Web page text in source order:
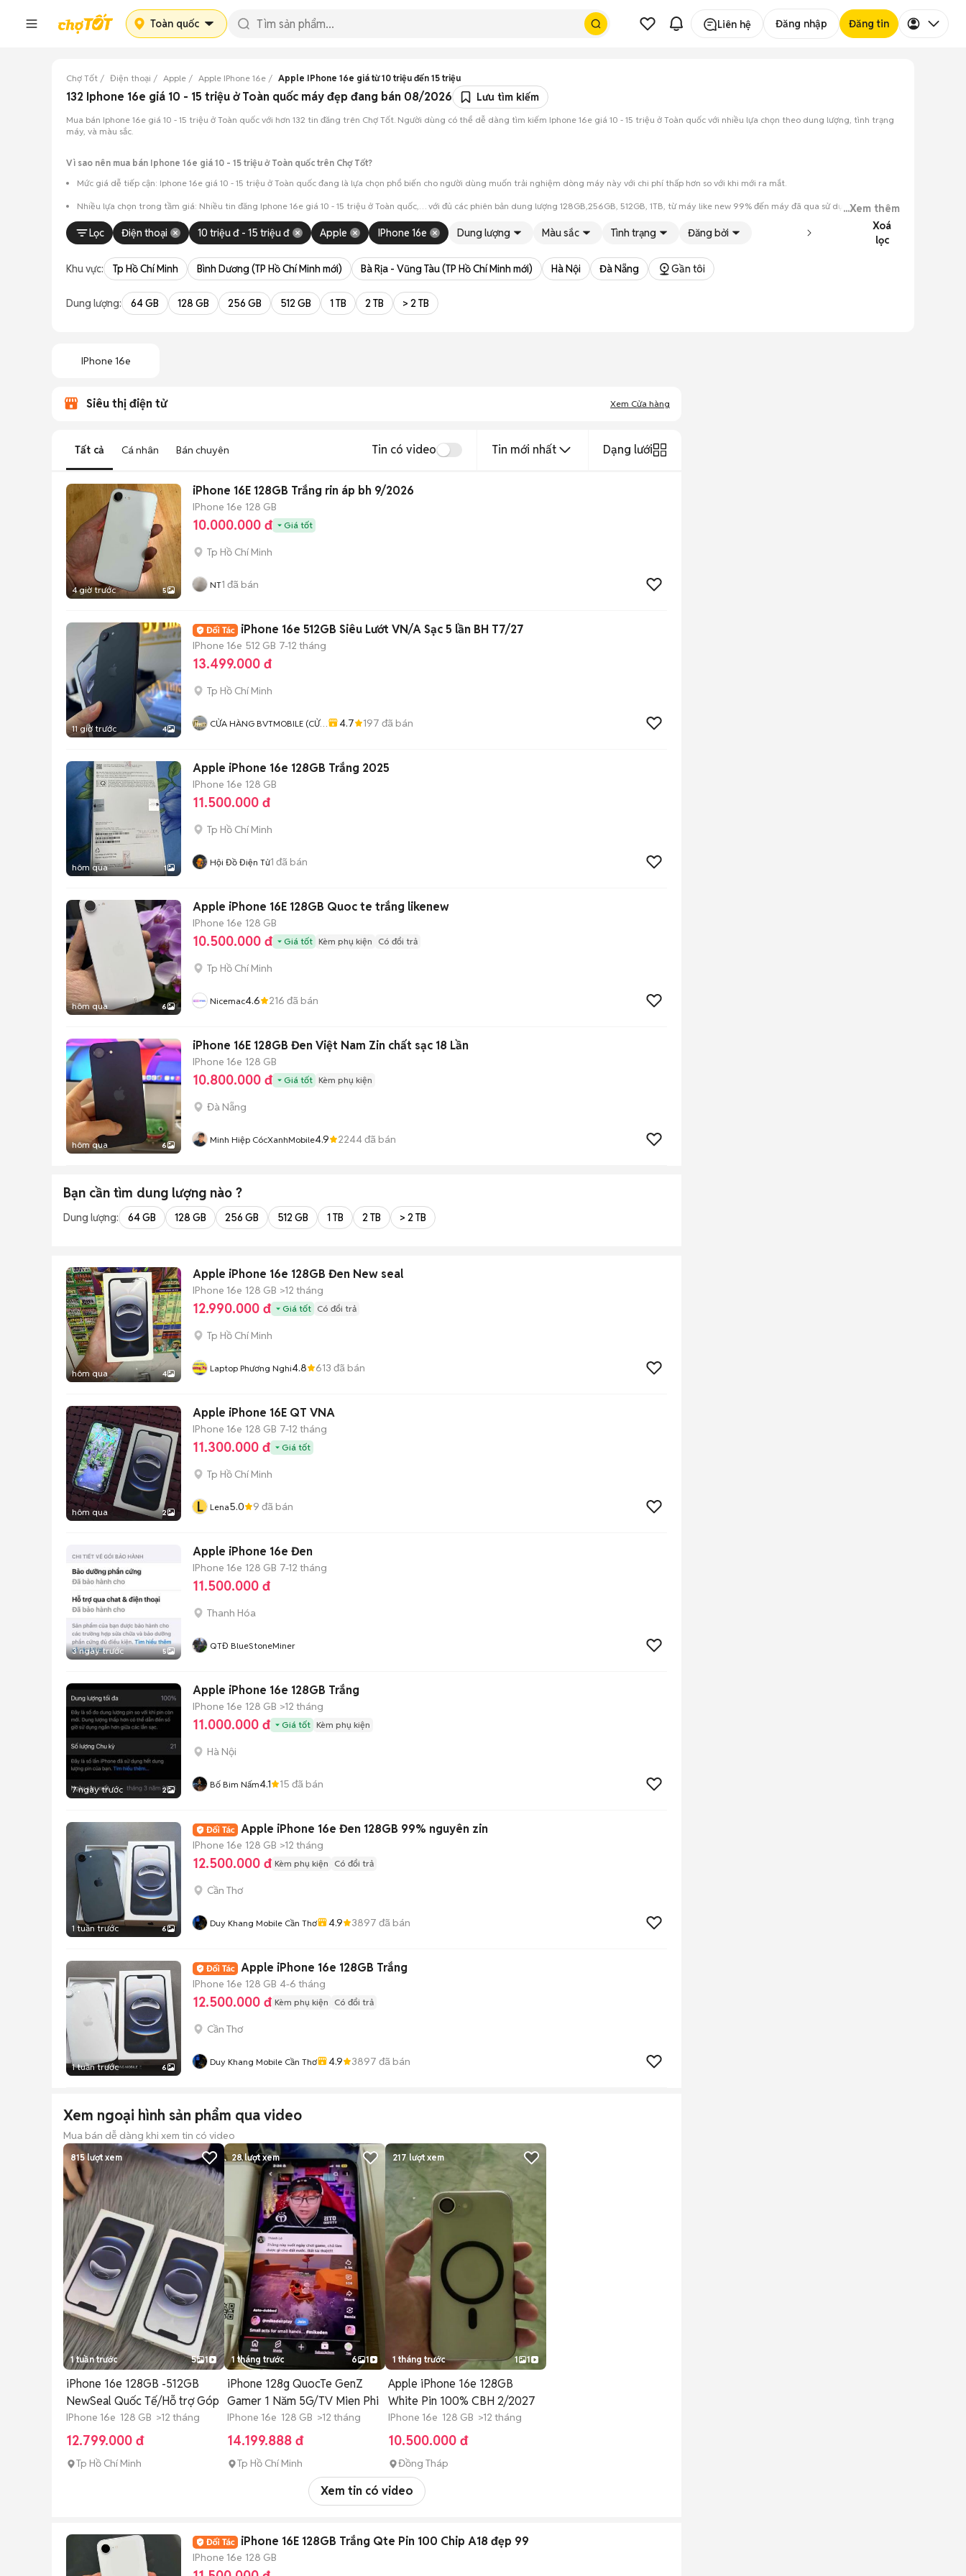
Toàn quốc Liên hệ Đăng nhập Đăng tin
Chợ Tốt Điện thoại Apple Apple IPhone 16e Apple IPhone 16e giá từ 10 triệu đến 15 triệu
132 Iphone 16e giá 10 - 15 triệu ở Toàn quốc máy đẹp đang bán 08/2026 Lưu tìm kiếm
Mua bán Iphone 16e giá 10 - 15 triệu ở Toàn quốc với hơn 132 tin đăng trên Chợ Tốt. Người dùng có thể dễ dàng tìm kiếm Iphone 16e giá 10 - 15 triệu ở Toàn quốc với nhiều lựa chọn theo dung lượng, tình trạng
máy, và màu sắc.
Vì sao nên mua bán Iphone 16e giá 10 - 15 triệu ở Toàn quốc trên Chợ Tốt?
Mức giá dễ tiếp cận: Iphone 16e giá 10 - 15 triệu ở Toàn quốc đang là lựa chọn phổ biến cho người dùng muốn trải nghiệm dòng máy này với chi phí thấp hơn so với khi mới ra mắt.
Nhiều lựa chọn trong tầm giá: Nhiều tin đăng Iphone 16e giá 10 - 15 triệu ở Toàn quốc,… với đủ các phiên bản dung lượng 128GB,256GB, 512GB, 1TB, từ máy like new 99% đến máy đã qua sử dụng.
Chủ động kiểm tra máy: Dễ dàng hẹn gặp để kiểm tra ngoại hình và tình trạng máy trước khi mua.
...Xem thêm
Lọc
Điện thoại 10 triệu đ - 15 triệu đ Apple IPhone 16e Dung lượng Màu sắc Tình trạng Đăng bởi
Xoá
lọc
Khu vực: Tp Hồ Chí Minh Bình Dương (TP Hồ Chí Minh mới) Bà Rịa - Vũng Tàu (TP Hồ Chí Minh mới) Hà Nội Đà Nẵng Gần tôi
Dung lượng: 64 GB 128 GB 256 GB 512 GB 1 TB 2 TB > 2 TB
IPhone 16e
Siêu thị điện tử Xem Cửa hàng
Tất cả Cá nhân Bán chuyên Tin có video Tin mới nhất Dạng lưới
4 giờ trước 5
iPhone 16E 128GB Trắng rin áp bh 9/2026
IPhone 16e 128 GB
10.000.000 đ Giá tốt
Tp Hồ Chí Minh
NT1 đã bán
11 giờ trước 4
iPhone 16e 512GB Siêu Lướt VN/A Sạc 5 lần BH T7/27
IPhone 16e 512 GB 7-12 tháng
13.499.000 đ
Tp Hồ Chí Minh
CỬA HÀNG BVTMOBILE (CỬA
4.7 197 đã bán
hôm qua 1
Apple iPhone 16e 128GB Trắng 2025
IPhone 16e 128 GB
11.500.000 đ
Tp Hồ Chí Minh
Hội Đồ Điện Tử1 đã bán
hôm qua 6
Apple iPhone 16E 128GB Quoc te trắng likenew
IPhone 16e 128 GB
10.500.000 đ Giá tốt Kèm phụ kiện Có đổi trả
Tp Hồ Chí Minh
Nicemac4.6 216 đã bán
hôm qua 6
iPhone 16E 128GB Đen Việt Nam Zin chất sạc 18 Lần
IPhone 16e 128 GB
10.800.000 đ Giá tốt Kèm phụ kiện
Đà Nẵng
Minh Hiệp CócXanhMobile4.9 2244đã bán
Bạn cần tìm dung lượng nào ?
Dung lượng: 64 GB 128 GB 256 GB 512 GB 1 TB 2 TB > 2 TB
hôm qua 4
Apple iPhone 16e 128GB Đen New seal
IPhone 16e 128 GB >12 tháng
12.990.000 đ Giá tốt Có đổi trả
Tp Hồ Chí Minh
Laptop Phương Nghi4.8 613 đã bán
hôm qua 2
Apple iPhone 16E QT VNA
IPhone 16e 128 GB 7-12 tháng
11.300.000 đ Giá tốt
Tp Hồ Chí Minh
L Lena5.0 9 đã bán
3 ngày trước 5
Apple iPhone 16e Đen
IPhone 16e 128 GB 7-12 tháng
11.500.000 đ
Thanh Hóa
QTĐ BlueStoneMiner
7 ngày trước 2
Apple iPhone 16e 128GB Trắng
IPhone 16e 128 GB >12 tháng
11.000.000 đ Giá tốt Kèm phụ kiện
Hà Nội
Bố Bim Nấm4.1 15 đã bán
1 tuần trước 6
Apple iPhone 16e Đen 128GB 99% nguyên zin
IPhone 16e 128 GB >12 tháng
12.500.000 đ Kèm phụ kiện Có đổi trả
Cần Thơ
Duy Khang Mobile Cần Thơ 4.9 3897 đã bán
1 tuần trước 6
Apple iPhone 16e 128GB Trắng
IPhone 16e 128 GB 4-6 tháng
12.500.000 đ Kèm phụ kiện Có đổi trả
Cần Thơ
Duy Khang Mobile Cần Thơ 4.9 3897 đã bán
Xem ngoại hình sản phẩm qua video
Mua bán dễ dàng khi xem tin có video
815lượt xem
1 tuần trước 5 1
iPhone 16e 128GB -512GB
NewSeal Quốc Tế/Hỗ trợ Góp
IPhone 16e 128 GB >12 tháng
12.799.000 đ
Tp Hồ Chí Minh
28lượt xem
1 tháng trước 6 1
iPhone 128g QuocTe GenZ
Gamer 1 Năm 5G/TV Mien Phi
IPhone 16e 128 GB >12 tháng
14.199.888 đ
Tp Hồ Chí Minh
217lượt xem
1 tháng trước 1 1
Apple iPhone 16e 128GB
White Pin 100% CBH 2/2027
IPhone 16e 128 GB >12 tháng
10.500.000 đ
Đồng Tháp
Xem tin có video
iPhone 16E 128GB Trắng Qte Pin 100 Chip A18 đẹp 99
IPhone 16e 128 GB